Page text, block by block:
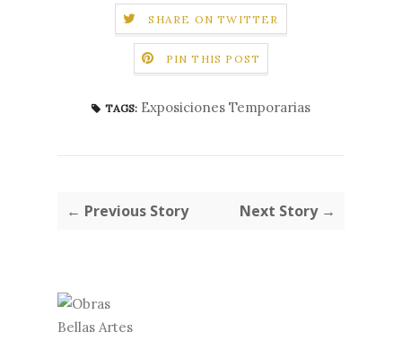
SHARE ON TWITTER
PIN THIS POST
TAGS: Exposiciones Temporarias
← Previous Story Next Story →